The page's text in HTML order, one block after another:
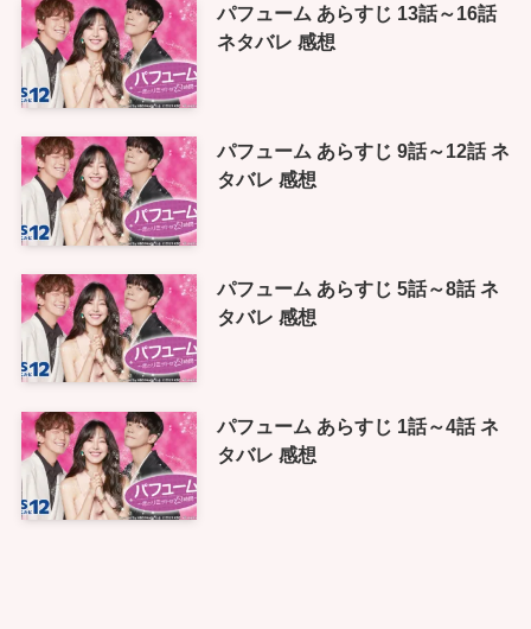
パフューム あらすじ 13話～16話
ネタバレ 感想
パフューム あらすじ 9話～12話 ネ
タバレ 感想
パフューム あらすじ 5話～8話 ネ
タバレ 感想
パフューム あらすじ 1話～4話 ネ
タバレ 感想